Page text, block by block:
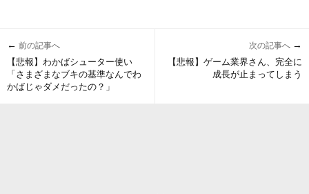
← 前の記事へ
【悲報】わかばシューター使い
「さまざまなブキの基準なんでわ
かばじゃダメだったの？」
次の記事へ →
【悲報】ゲーム業界さん、完全に
成長が止まってしまう